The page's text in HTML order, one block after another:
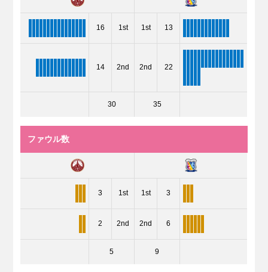
16 1st 1st 13
14 2nd 2nd 22
30 35
ファウル数
3 1st 1st 3
2 2nd 2nd 6
5 9